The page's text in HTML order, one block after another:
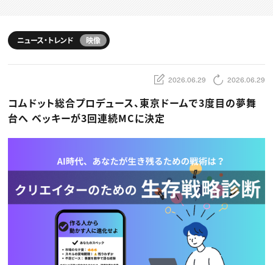
スキルアップしたい！ トップ
デザイン
動画配信・映像制作
ディレクション
業界解説・キャリア事情
お役立ち基礎知識
TOP Creator’s コラム
ゲームクリエイター
映像クリエイター
マーケッター
C＆R Magazine
ニュース・トレンド
ゲーム・エンタメ
広告
出版
CREATIVE VILLAGEからのお知らせ
プロフェッショナル×つながる×メディア
ニュース・トレンド 映像
2026.06.29 2026.06.29
コムドット総合プロデュース、東京ドームで3度目の夢舞
台へ ベッキーが3回連続MCに決定